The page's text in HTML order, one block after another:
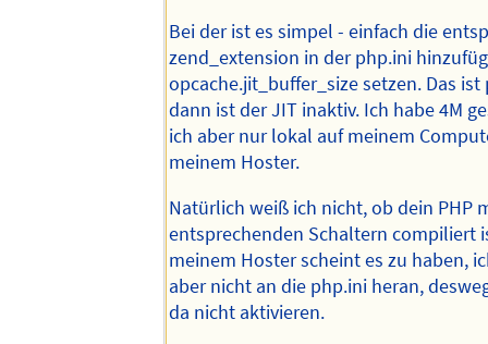
Bei der ist es simpel - einfach die
zend_extension in der php.ini
opcache.jit_buffer_size setzen. Das ist
dann ist der JIT inaktiv. Ich habe 4M
ich aber nur lokal auf meinem
meinem Hoster.
Natürlich weiß ich nicht, ob dein PHP
entsprechenden Schaltern compiliert
meinem Hoster scheint es zu haben,
aber nicht an die php.ini heran,
da nicht aktivieren.